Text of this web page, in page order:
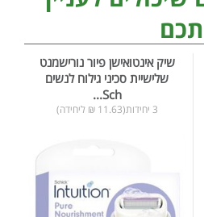
שיק אינטואישן פיור נורישמנט
שלישיית סכיני גילוח לנשים
Sch...
3 יחידות(11.63 ₪ ליחידה)